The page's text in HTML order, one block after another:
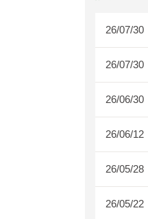
26/07/30
26/07/30
26/06/30
26/06/12
26/05/28
26/05/22